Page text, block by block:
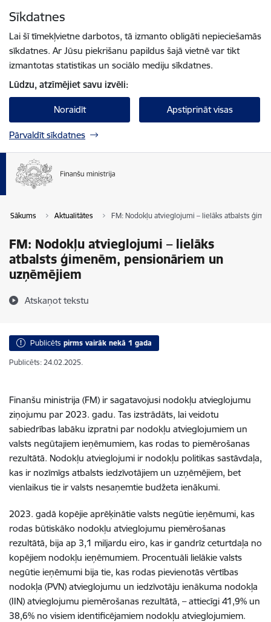
Sīkdatnes
Lai šī tīmekļvietne darbotos, tā izmanto obligāti nepieciešamās
sīkdatnes. Ar Jūsu piekrišanu papildus šajā vietnē var tikt
izmantotas statistikas un sociālo mediju sīkdatnes.
Lūdzu, atzīmējiet savu izvēli:
Noraidīt Apstiprināt visas
Pārvaldīt sīkdatnes
Sākums Aktualitātes FM: Nodokļu atvieglojumi – lielāks atbalsts
FM: Nodokļu atvieglojumi – lielāks
atbalsts ģimenēm, pensionāriem un
uzņēmējiem
Atskaņot tekstu
Publicēts pirms vairāk nekā 1 gada
Publicēts: 24.02.2025.
Finanšu ministrija (FM) ir sagatavojusi nodokļu atvieglojumu
ziņojumu par 2023. gadu. Tas izstrādāts, lai veidotu
sabiedrības labāku izpratni par nodokļu atvieglojumiem un
valsts negūtajiem ieņēmumiem, kas rodas to piemērošanas
rezultātā. Nodokļu atvieglojumi ir nodokļu politikas sastāvdaļa,
kas ir nozīmīgs atbalsts iedzīvotājiem un uzņēmējiem, bet
vienlaikus tie ir valsts nesaņemtie budžeta ienākumi.
2023. gadā kopējie aprēķinātie valsts negūtie ieņēmumi, kas
rodas būtiskāko nodokļu atvieglojumu piemērošanas
rezultātā, bija ap 3,1 miljardu eiro, kas ir gandrīz ceturtdaļa no
kopējiem nodokļu ieņēmumiem. Procentuāli lielākie valsts
negūtie ieņēmumi bija tie, kas rodas pievienotās vērtības
nodokļa (PVN) atvieglojumu un iedzīvotāju ienākuma nodokļa
(IIN) atvieglojumu piemērošanas rezultātā, – attiecīgi 41,9% un
38,6% no visiem identificējamiem nodokļu atvieglojumiem.